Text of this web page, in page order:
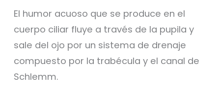
El humor acuoso que se produce en el
cuerpo ciliar fluye a través de la pupila y
sale del ojo por un sistema de drenaje
compuesto por la trabécula y el canal de
Schlemm.